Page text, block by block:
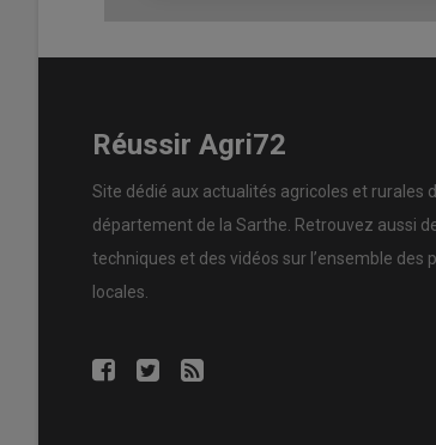
Réussir Agri72
Site dédié aux actualités agricoles et rurales
département de la Sarthe. Retrouvez aussi
techniques et des vidéos sur l’ensemble des
locales.